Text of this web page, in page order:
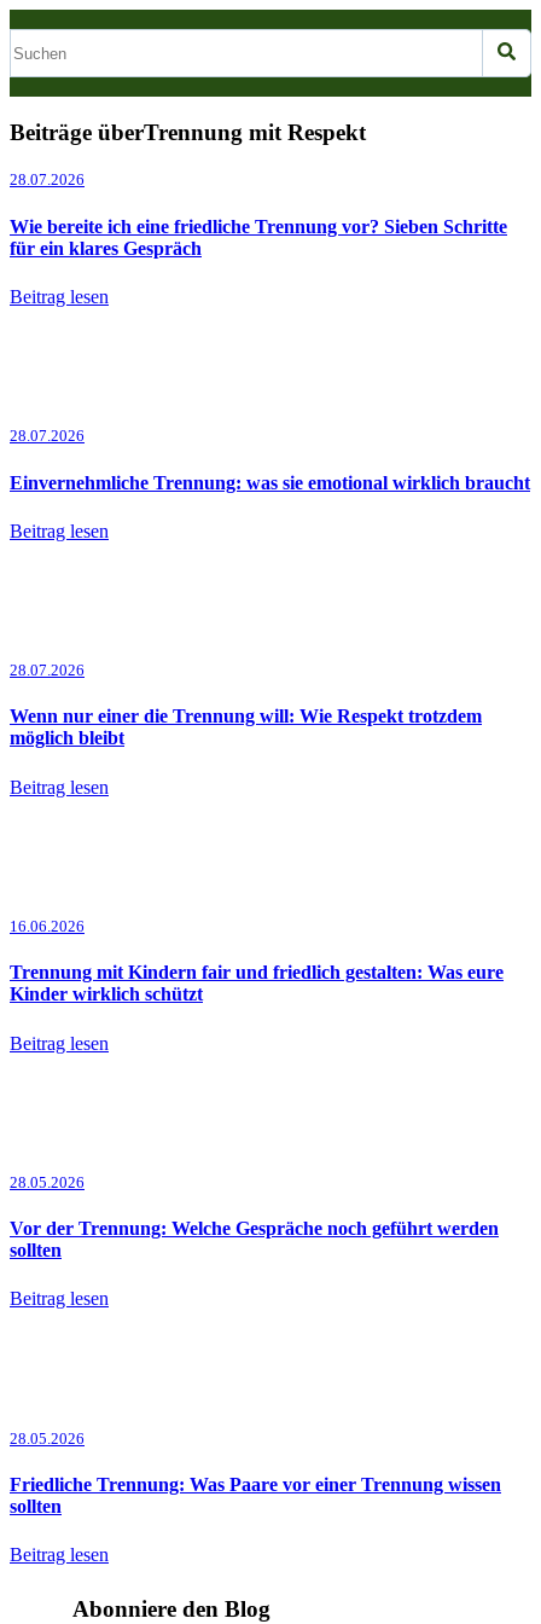
Beiträge überTrennung mit Respekt
28.07.2026
Wie bereite ich eine friedliche Trennung vor? Sieben Schritte
für ein klares Gespräch
Beitrag lesen
28.07.2026
Einvernehmliche Trennung: was sie emotional wirklich braucht
Beitrag lesen
28.07.2026
Wenn nur einer die Trennung will: Wie Respekt trotzdem
möglich bleibt
Beitrag lesen
16.06.2026
Trennung mit Kindern fair und friedlich gestalten: Was eure
Kinder wirklich schützt
Beitrag lesen
28.05.2026
Vor der Trennung: Welche Gespräche noch geführt werden
sollten
Beitrag lesen
28.05.2026
Friedliche Trennung: Was Paare vor einer Trennung wissen
sollten
Beitrag lesen
Abonniere den Blog